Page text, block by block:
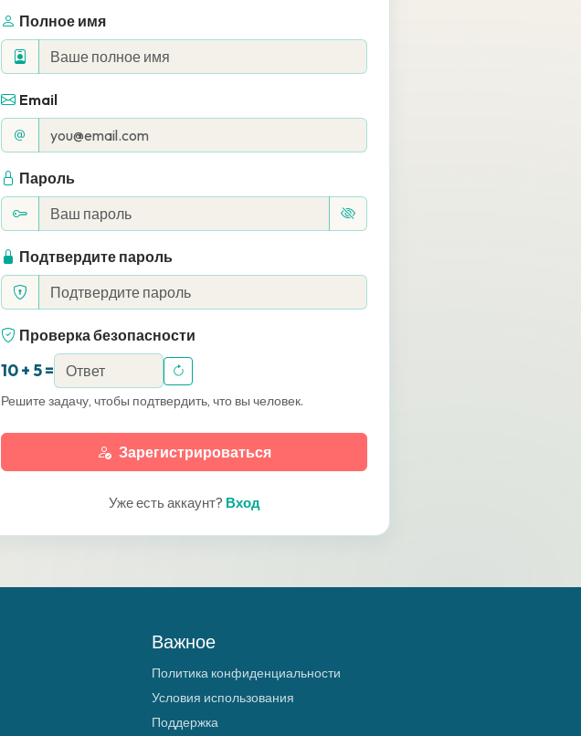
Полное имя
Email
Пароль
Подтвердите пароль
Проверка безопасности
10 + 5 =
Решите задачу, чтобы подтвердить, что вы человек.
Зарегистрироваться
Уже есть аккаунт? Вход
Важное
Политика конфиденциальности
Условия использования
Поддержка